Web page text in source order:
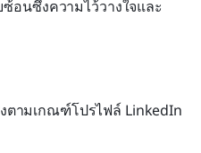
อนซึ่งความไว้วางใจและ
ตามเกณฑ์โปรไฟล์ LinkedIn